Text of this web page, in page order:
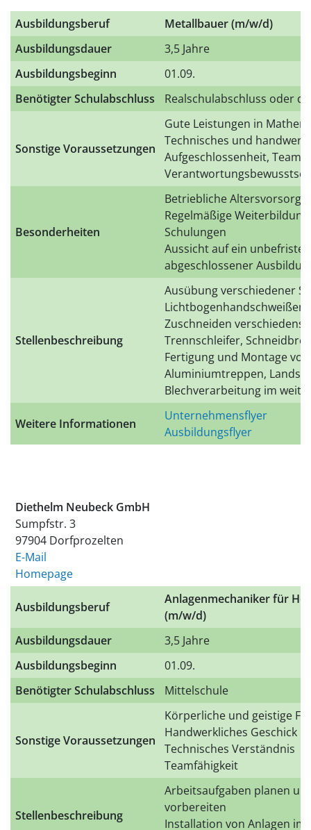
Ausbildungsberuf
Metallbauer (m/w/d)
Ausbildungsdauer
3,5 Jahre
Ausbildungsbeginn
01.09.
Benötigter Schulabschluss
Realschulabschluss oder
Sonstige Voraussetzungen
Gute Leistungen in
Technisches und
Aufgeschlossenheit,
Besonderheiten
Betriebliche Altersvorsorge
Regelmäßige
Schulungen
Aussicht auf ein
abgeschlossener
Stellenbeschreibung
Ausübung verschiedener
Lichtbogenhandschweißen)
Zuschneiden
Trennschleifer,
Fertigung und Montage
Aluminiumtreppen,
Blechverarbeitung im
Weitere Informationen
Unternehmensflyer
Ausbildungsflyer
Diethelm Neubeck GmbH
Sumpfstr. 3
97904 Dorfprozelten
E-Mail
Homepage
Ausbildungsberuf
Anlagenmechaniker für
(m/w/d)
Ausbildungsdauer
3,5 Jahre
Ausbildungsbeginn
01.09.
Benötigter Schulabschluss
Mittelschule
Sonstige Voraussetzungen
Körperliche und geistige
Handwerkliches Geschick
Technisches Verständnis
Teamfähigkeit
Stellenbeschreibung
Arbeitsaufgaben planen
vorbereiten
Installation von Anlagen